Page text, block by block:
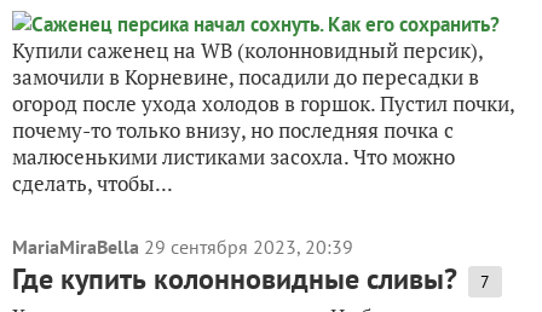
Купили саженец на WB (колонновидный персик),
замочили в Корневине, посадили до пересадки в
огород после ухода холодов в горшок. Пустил почки,
почему-то только внизу, но последняя почка с
малюсенькими листиками засохла. Что можно
сделать, чтобы...
MariaMiraBella 29 сентября 2023, 20:39
Где купить колонновидные сливы? 7